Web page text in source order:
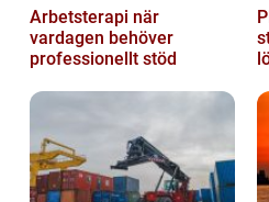
Arbetsterapi när
vardagen behöver
professionellt stöd